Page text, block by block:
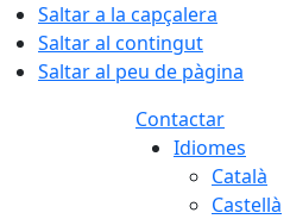
Saltar a la capçalera
Saltar al contingut
Saltar al peu de pàgina
Contactar
Idiomes
Català
Castellà